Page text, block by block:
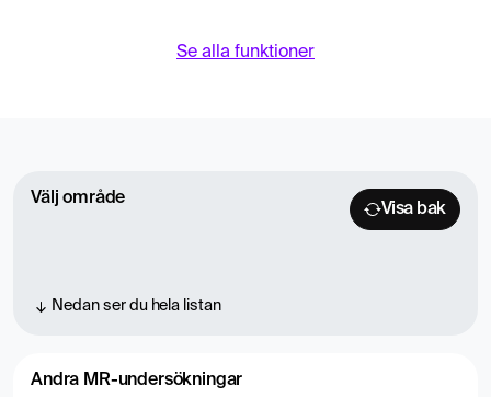
Se alla funktioner
Välj område
Nedan ser du hela listan
Visa bak
Andra MR-undersökningar